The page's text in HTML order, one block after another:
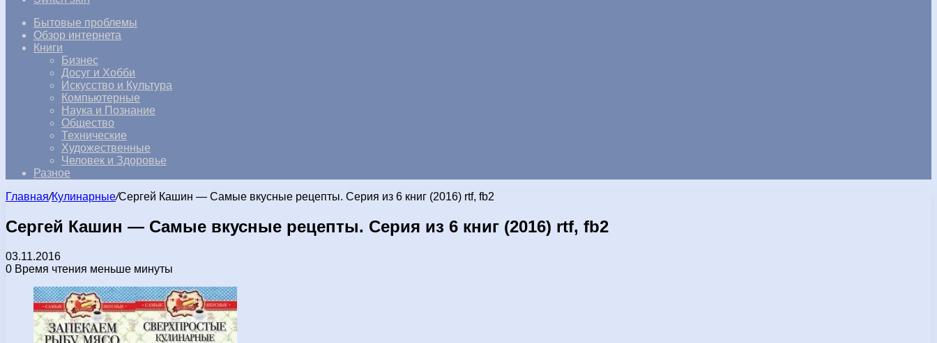
Бытовые проблемы
Обзор интернета
Книги
Бизнес
Досуг и Хобби
Искусство и Культура
Компьютерные
Наука и Познание
Общество
Технические
Художественные
Человек и Здоровье
Разное
Главная/Кулинарные/Сергей Кашин — Самые вкусные рецепты. Серия из 6 книг (2016) rtf, fb2
Сергей Кашин — Самые вкусные рецепты. Серия из 6 книг (2016) rtf, fb2
03.11.2016
0 Время чтения меньше минуты